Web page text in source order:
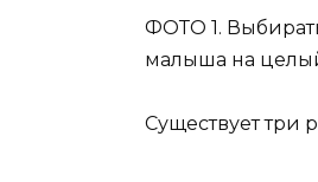
ФОТО 1.
малыша на
Существует три